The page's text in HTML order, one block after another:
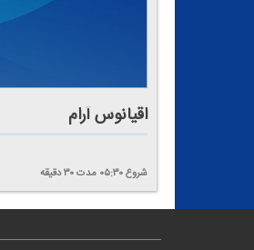
اقیانوس آرام
شروع۰۵:۳۰ مدت۳۰دقیقه